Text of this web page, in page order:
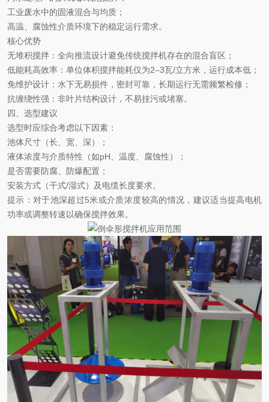
工业废水中的固液混合与均质；
高温、腐蚀性介质环境下的稳定运行需求。
核心优势
无堆积搅拌 ‌：全向推流设计避免传统搅拌机存在的混合盲区；
低能耗高效率 ‌：单位体积搅拌能耗仅为2–3瓦/立方米，运行成本低；
免维护设计 ‌：水下无易损件，密封可靠，长期运行无需频繁检修；
抗缠绕性强 ‌：非叶片结构设计，不易挂污或堵塞。
四、选型建议
选型时应综合考虑以下因素：
池体尺寸（长、宽、深）；
液体浓度与介质特性（如pH、温度、腐蚀性）；
是否需要防腐、防爆配置；
安装方式（干式/湿式）及电缆长度要求。
提示：对于池深超过5米或介质浓度较高的情况，建议适当提高电机
功率或调整转速以确保搅拌效果。